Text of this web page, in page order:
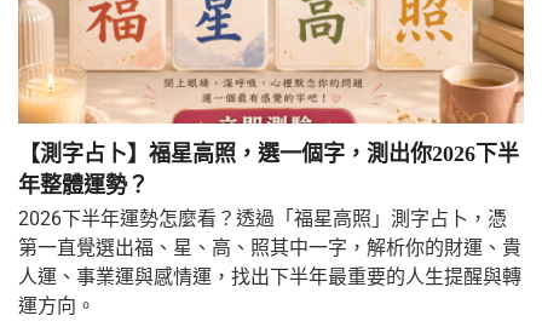
【測字占卜】福星高照，選一個字，測出你2026下半
年整體運勢？
2026下半年運勢怎麼看？透過「福星高照」測字占卜，憑
第一直覺選出福、星、高、照其中一字，解析你的財運、貴
人運、事業運與感情運，找出下半年最重要的人生提醒與轉
運方向。